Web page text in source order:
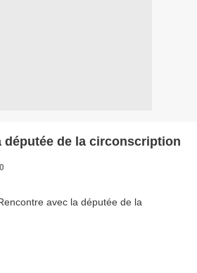
députée de la circonscription